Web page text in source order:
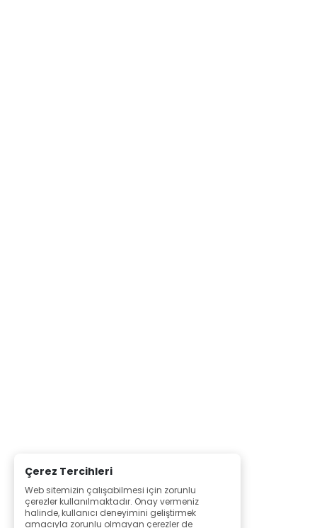
Çerez Tercihleri
Web sitemizin çalışabilmesi için zorunlu
çerezler kullanılmaktadır. Onay vermeniz
halinde, kullanıcı deneyimini geliştirmek
amacıyla zorunlu olmayan çerezler de